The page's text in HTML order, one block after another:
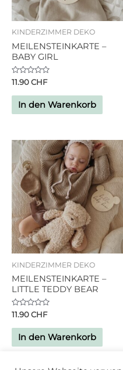
KINDERZIMMER DEKO
MEILENSTEINKARTE –
BABY GIRL
Bewertet
mit
0
von
11.90CHF
In den Warenkorb
KINDERZIMMER DEKO
MEILENSTEINKARTE –
LITTLE TEDDY BEAR
Bewertet
mit
0
von
11.90CHF
In den Warenkorb